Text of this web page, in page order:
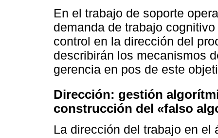
En el trabajo de soporte
demanda de trabajo
control en la dirección del
describirán los mecanismos
gerencia en pos de este
Dirección: gestión
construcción del «falso
La dirección del trabajo en el